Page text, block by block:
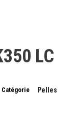
LC
Catégorie Pelles